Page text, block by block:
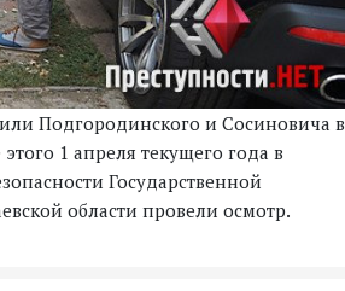
Подгородинского и Сосиновича в
1 апреля текущего года в
Государственной
области провели осмотр.